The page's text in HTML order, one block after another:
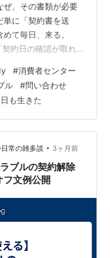
ぜ、その書類が必要
単に「契約書を送
て毎日、来る。
約日の確認が取れ
過ぎとしても物凄
嫌がらせとはいえ
は消費者庁の管轄
ーを紹介される。し
ーの住所・電話を添
#消費者センター
ル #問い合わせ
も生きた
常の雑多談 • 3ヶ月前
ブルの契約解除
フ文例公開